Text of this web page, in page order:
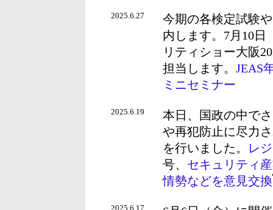
2025.6.27
今期の各検定試験
内します。7月10日
リティショー大阪
担当します。 JEAS
ミニセミナー
2025.6.19
本日、国政の中で
や再犯防止に尽力
を行いました。
レ
号、 セキュリティ
情勢などを意見交換
2025.6.17